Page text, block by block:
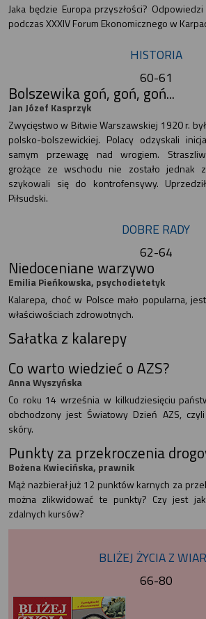
Jaka będzie Europa przyszłości?
podczas XXXIV Forum Ekonomicznego w
HISTORIA
60-61
Bolszewika goń, goń, goń...
Jan Józef Kasprzyk
Zwycięstwo w Bitwie Warszawskiej 1920 r.
polsko-bolszewickiej. Polacy odzyskali
samym przewagę nad wrogiem.
grożące ze wschodu nie zostało jednak
szykowali się do kontrofensywy.
Piłsudski.
DOBRE RADY
62-64
Niedoceniane warzywo
Emilia Pieńkowska, psychodietetyk
Kalarepa, choć w Polsce mało popularna,
właściwościach zdrowotnych.
Sałatka z kalarepy
Co warto wiedzieć o AZS?
Anna Wyszyńska
Co roku 14 września w kilkudziesięciu
obchodzony jest Światowy Dzień AZS,
skóry.
Punkty za przekroczenia
Bożena Kwiecińska, prawnik
Mąż nazbierał już 12 punktów karnych za
można zlikwidować te punkty? Czy jest
zdalnych kursów?
BLIŻEJ ŻYCIA Z
66-80